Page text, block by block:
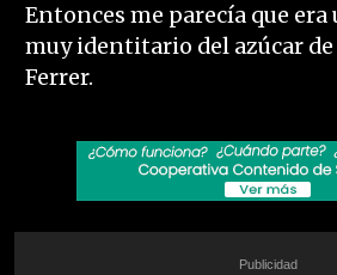
Entonces me parecía que era
muy identitario del azúcar de
Ferrer.